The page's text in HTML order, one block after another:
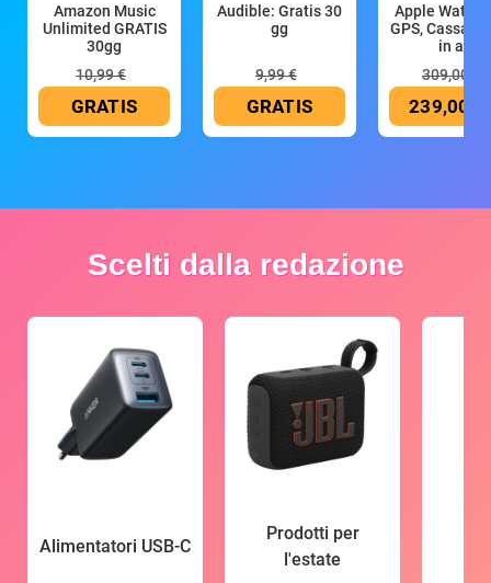
Amazon Music
Unlimited GRATIS
30gg
10,99 €
GRATIS
Audible: Gratis 30
gg
9,99 €
GRATIS
Apple Watch
GPS, Cassa
in all
309,00 €
239,00 €
Scelti dalla redazione
Alimentatori USB-C
Prodotti per
l'estate